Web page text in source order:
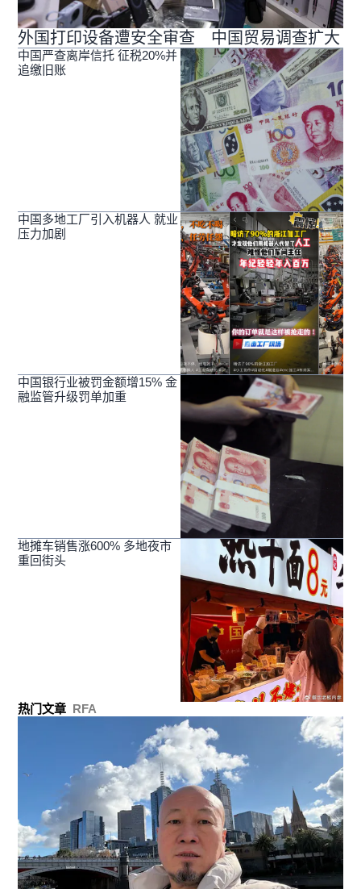
外国打印设备遭安全审查 中国贸易调查扩大
中国严查离岸信托 征税20%并
追缴旧账
中国多地工厂引入机器人 就业
压力加剧
中国银行业被罚金额增15% 金
融监管升级罚单加重
地摊车销售涨600% 多地夜市
重回街头
热门文章 RFA